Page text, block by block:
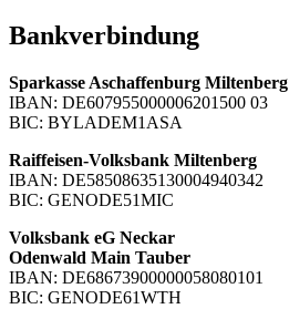
Bankverbindung
Sparkasse Aschaffenburg Miltenberg
IBAN: DE607955000006201500 03
BIC: BYLADEM1ASA
Raiffeisen-Volksbank Miltenberg
IBAN: DE58508635130004940342
BIC: GENODE51MIC
Volksbank eG Neckar
Odenwald Main Tauber
IBAN: DE68673900000058080101
BIC: GENODE61WTH